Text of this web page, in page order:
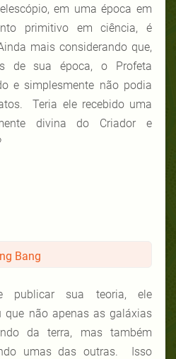
em uma época em
primitivo em ciência, é
mais considerando que,
de sua época, o Profeta
e simplesmente não podia
Teria ele recebido uma
divina do Criador e
Bang
publicar sua teoria, ele
que não apenas as galáxias
da terra, mas também
umas das outras. Isso